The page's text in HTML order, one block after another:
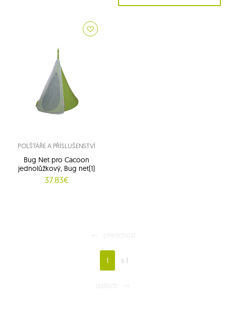
POLŠTÁŘE A PŘÍSLUŠENSTVÍ
Bug Net pro Cacoon
jednolůžkový, Bug net(1)
37.83€
1 s 1